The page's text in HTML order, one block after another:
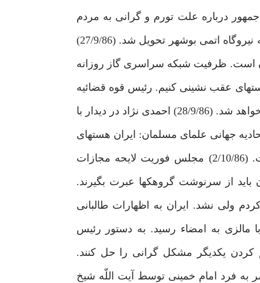
است. (25/9/86) سود انحصارى قير حذف شد. (26/9/86) رئيس جمهور درباره علت تورم و گرانى به مردم
گزارش داد. ايران، سوخت هسته‏اى را تحويل گرفت. نخستين محموله سوخت هسته‏اى به نيروگاه اتمى بوشهر تحويل شد. (27/9/86)
است. ظرفيت شبكه سراسرى گاز روزانه
عقب نشينى كنيم. رئيس قوه قضائيه
و فرمانده نيروى انتظامى: با افرادى كه به ارزشهاى اسلامى پايبند نيستند برخورد قانونى خواهد شد. (28/9/86) احمدى نژاد در ديدار با
كمك به توسعه مسجدالحرام آماده است. (1/10/86) رئيس اتحاديه جهانى علماى مسلمان: ايران هسته‏اى
هرگز خطرى براى منطقه نيست. خاتمى: فضاى بين المللى عليه ايران آرام شده است. (2/10/86) مجلس فوريت لايحه مجازات
طلبان بايد از سرنوشت گروهك‏ها عبرت بگيرند.
طلبان تلاش كردم ولى نشد. ايران به اظهارات طالبانى
86) 16 ميليارد دلار قرارداد گازى با مالزى به امضاء رسيد. به دستور رئيس
يكديگر مشكل گرانى را حل كنند.
به فرد امام خمينى توسط آيت اللّه شيخ